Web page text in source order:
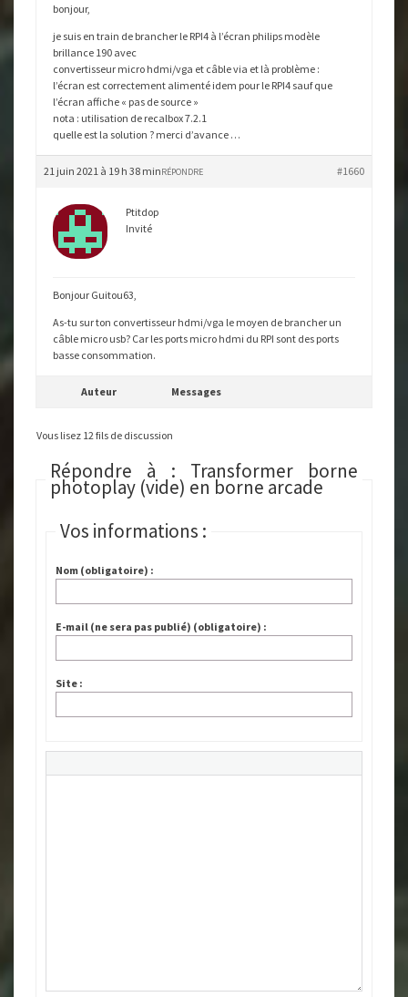
bonjour,
je suis en train de brancher le RPI4 à l’écran philips modèle
brillance 190 avec
convertisseur micro hdmi/vga et câble via et là problème :
l’écran est correctement alimenté idem pour le RPI4 sauf que
l’écran affiche « pas de source »
nota : utilisation de recalbox 7.2.1
quelle est la solution ? merci d’avance …
21 juin 2021 à 19 h 38 min #1660
RÉPONDRE
Ptitdop
Invité
Bonjour Guitou63,
As-tu sur ton convertisseur hdmi/vga le moyen de brancher un
câble micro usb? Car les ports micro hdmi du RPI sont des ports
basse consommation.
Auteur Messages
Vous lisez 12 fils de discussion
Répondre à : Transformer borne
photoplay (vide) en borne arcade
Vos informations :
Nom (obligatoire) :
E-mail (ne sera pas publié) (obligatoire) :
Site :